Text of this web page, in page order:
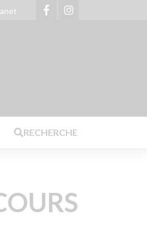
en ligne
RECHERCHE